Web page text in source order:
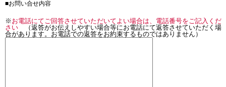
■お問い合せ内容
※ お電話にてご回答させていただいてよい場合は、電話番号をご記入くだ
さい （返答がお伝えしやすい場合等にお電話にて返答させていただく場
合があります。お電話での返答をお約束するものではありません）